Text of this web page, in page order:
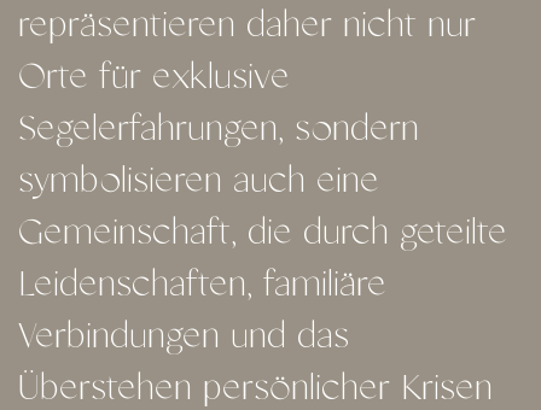
repräsentieren daher nicht nur
Orte für exklusive
Segelerfahrungen, sondern
symbolisieren auch eine
Gemeinschaft, die durch geteilte
Leidenschaften, familiäre
Verbindungen und das
Überstehen persönlicher Krisen